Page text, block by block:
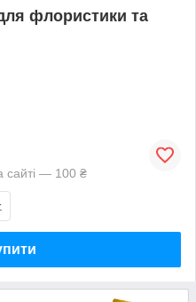
флористики та
сайті — 100 ₴